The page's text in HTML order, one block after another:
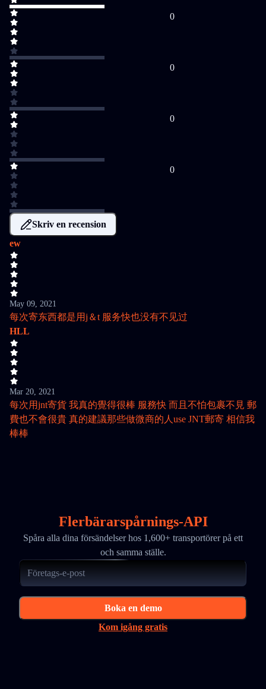
0
0
0
0
Skriv en recension
ew
May 09, 2021
每次寄东西都是用j＆t 服务快也没有不见过
HLL
Mar 20, 2021
每次用jnt寄貨 我真的覺得很棒 服務快 而且不怕包裹不見 郵
費也不會很貴 真的建議那些做微商的人use JNT郵寄 相信我
棒棒
Flerbärarspårnings-API
Spåra alla dina försändelser hos 1,600+ transportörer på ett
och samma ställe.
Boka en demo
Kom igång gratis